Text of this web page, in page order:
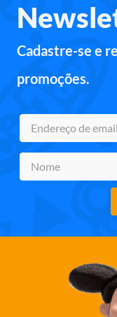
Cadastre-se e
promoções.